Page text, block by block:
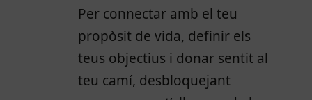
Per connectar amb el teu
propòsit de vida, definir els
teus objectius i donar sentit al
teu camí, desbloquejant